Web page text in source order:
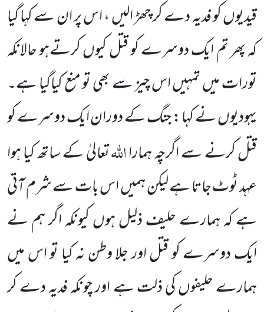
قیدیوں کو فدیہ دے کر چھڑ الیں ، اس پر ان سے کہا گیا
کہ پھر تم ایک دوسرے کو قتل کیوں کرتےہو حالانکہ
تورات میں تمہیں اس چیز سے بھی تو منع کیاگیا ہے۔
یہودیوں نے کہا : جنگ کے دوران ایک دوسرے کو
قتل کرنے سے اگرچہ ہمارااللہتعالیٰ کے ساتھ کیا ہوا
عہد ٹوٹ جاتا ہے لیکن ہمیں اس بات سے شرم آتی
ہے کہ ہمارے حلیف ذلیل ہوں کیونکہ اگر ہم نے
ایک دوسرے کو قتل اور جلا وطن نہ کیا تو اس میں
ہمارے حلیفوں کی ذلت ہے اور چونکہ فدیہ دے کر